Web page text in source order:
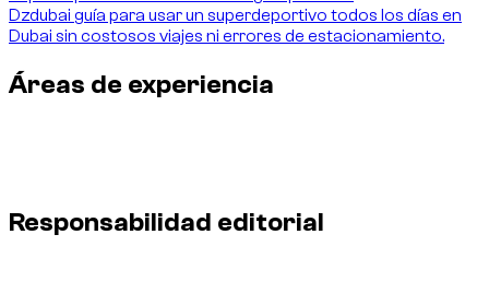
Dzdubai guía para usar un superdeportivo todos los días en
Dubai sin costosos viajes ni errores de estacionamiento.
Áreas de experiencia
Responsabilidad editorial